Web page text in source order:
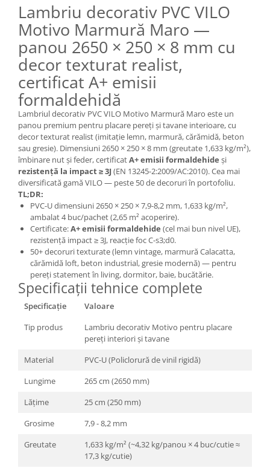
Lambriu decorativ PVC VILO
Motivo Marmură Maro —
panou 2650 × 250 × 8 mm cu
decor texturat realist,
certificat A+ emisii
formaldehidă
Lambriul decorativ PVC VILO Motivo Marmură Maro este un
panou premium pentru placare pereți și tavane interioare, cu
decor texturat realist (imitație lemn, marmură, cărămidă, beton
sau gresie). Dimensiuni 2650 × 250 × 8 mm (greutate 1,633 kg/m²),
îmbinare nut și feder, certificatA+ emisii formaldehide și
rezistență la impact ≥ 3J (EN 13245-2:2009/AC:2010). Cea mai
diversificată gamă VILO — peste 50 de decoruri în portofoliu.
TL;DR:
PVC-U dimensiuni 2650 × 250 × 7,9-8,2 mm, 1,633 kg/m²,
ambalat 4 buc/pachet (2,65 m² acoperire).
Certificate:A+ emisii formaldehide (cel mai bun nivel UE),
rezistență impact ≥ 3J, reacție foc C-s3;d0.
50+ decoruri texturate (lemn vintage, marmură Calacatta,
cărămidă loft, beton industrial, gresie modernă) — pentru
pereți statement în living, dormitor, baie, bucătărie.
Specificații tehnice complete
Specificație
Valoare
Tip produs
Lambriu decorativ Motivo pentru placare
pereți interiori și tavane
Material
PVC-U (Policlorură de vinil rigidă)
Lungime
265 cm (2650 mm)
Lățime
25 cm (250 mm)
Grosime
7,9 - 8,2 mm
Greutate
1,633 kg/m² (~4,32 kg/panou × 4 buc/cutie ≈
17,3 kg/cutie)